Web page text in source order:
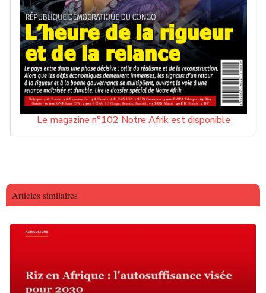
Le magazine n°102 Notre Afrik est disponible
Articles similaires